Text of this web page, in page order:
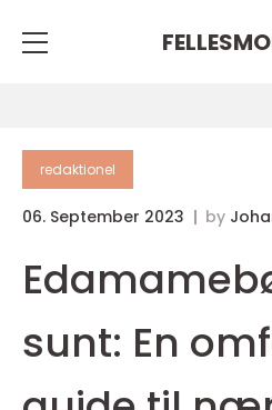
redaktionel
06. September 2023 by
sunt: En